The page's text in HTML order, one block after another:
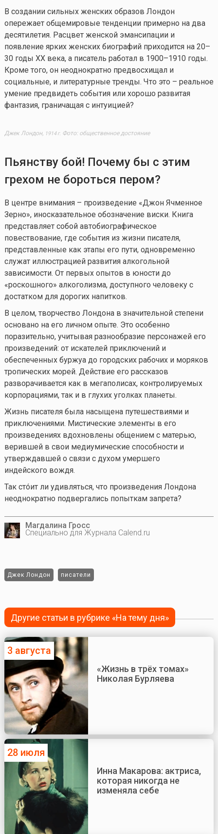
В создании сильных женских образов Лондон
опережает общемировые тенденции примерно на два
десятилетия. Расцвет женской эмансипации и
появление ярких женских биографий приходится на 20–
30 годы XX века, а писатель работал в 1900–1910 годы.
Кроме того, он неоднократно предвосхищал и
социальные, и литературные тренды. Что это – реальное
умение предвидеть события или хорошо развитая
фантазия, граничащая с интуицией?
Джек Лондон, 1914 г. Фото: общественное достояние
Пьянству бой! Почему бы с этим
грехом не бороться пером?
В центре внимания – произведение «Джон Ячменное
Зерно», иносказательное обозначение виски. Книга
представляет собой автобиографическое
повествование, где события из жизни писателя,
представленные как этапы его пути, одновременно
служат иллюстрацией развития алкогольной
зависимости. От первых опытов в юности до
«роскошного» алкоголизма, доступного человеку с
достатком для дорогих напитков.
В целом, творчество Лондона в значительной степени
основано на его личном опыте. Это особенно
поразительно, учитывая разнообразие персонажей его
произведений: от искателей приключений и
обеспеченных буржуа до городских рабочих и моряков
тропических морей. Действие его рассказов
разворачивается как в мегаполисах, контролируемых
корпорациями, так и в глухих уголках планеты.
Жизнь писателя была насыщена путешествиями и
приключениями. Мистические элементы в его
произведениях вдохновлены общением с матерью,
верившей в свои медиумические способности и
утверждавшей о связи с духом умершего
индейского вождя.
Так стóит ли удивляться, что произведения Лондона
неоднократно подвергались попыткам запрета?
Магдалина Гросс
Специально для Журнала Calend.ru
Джек Лондон писатели
Другие статьи в рубрике «На тему дня»
3 августа
«Жизнь в трёх томах»
Николая Бурляева
28 июля
Инна Макарова: актриса,
которая никогда не
изменяла себе